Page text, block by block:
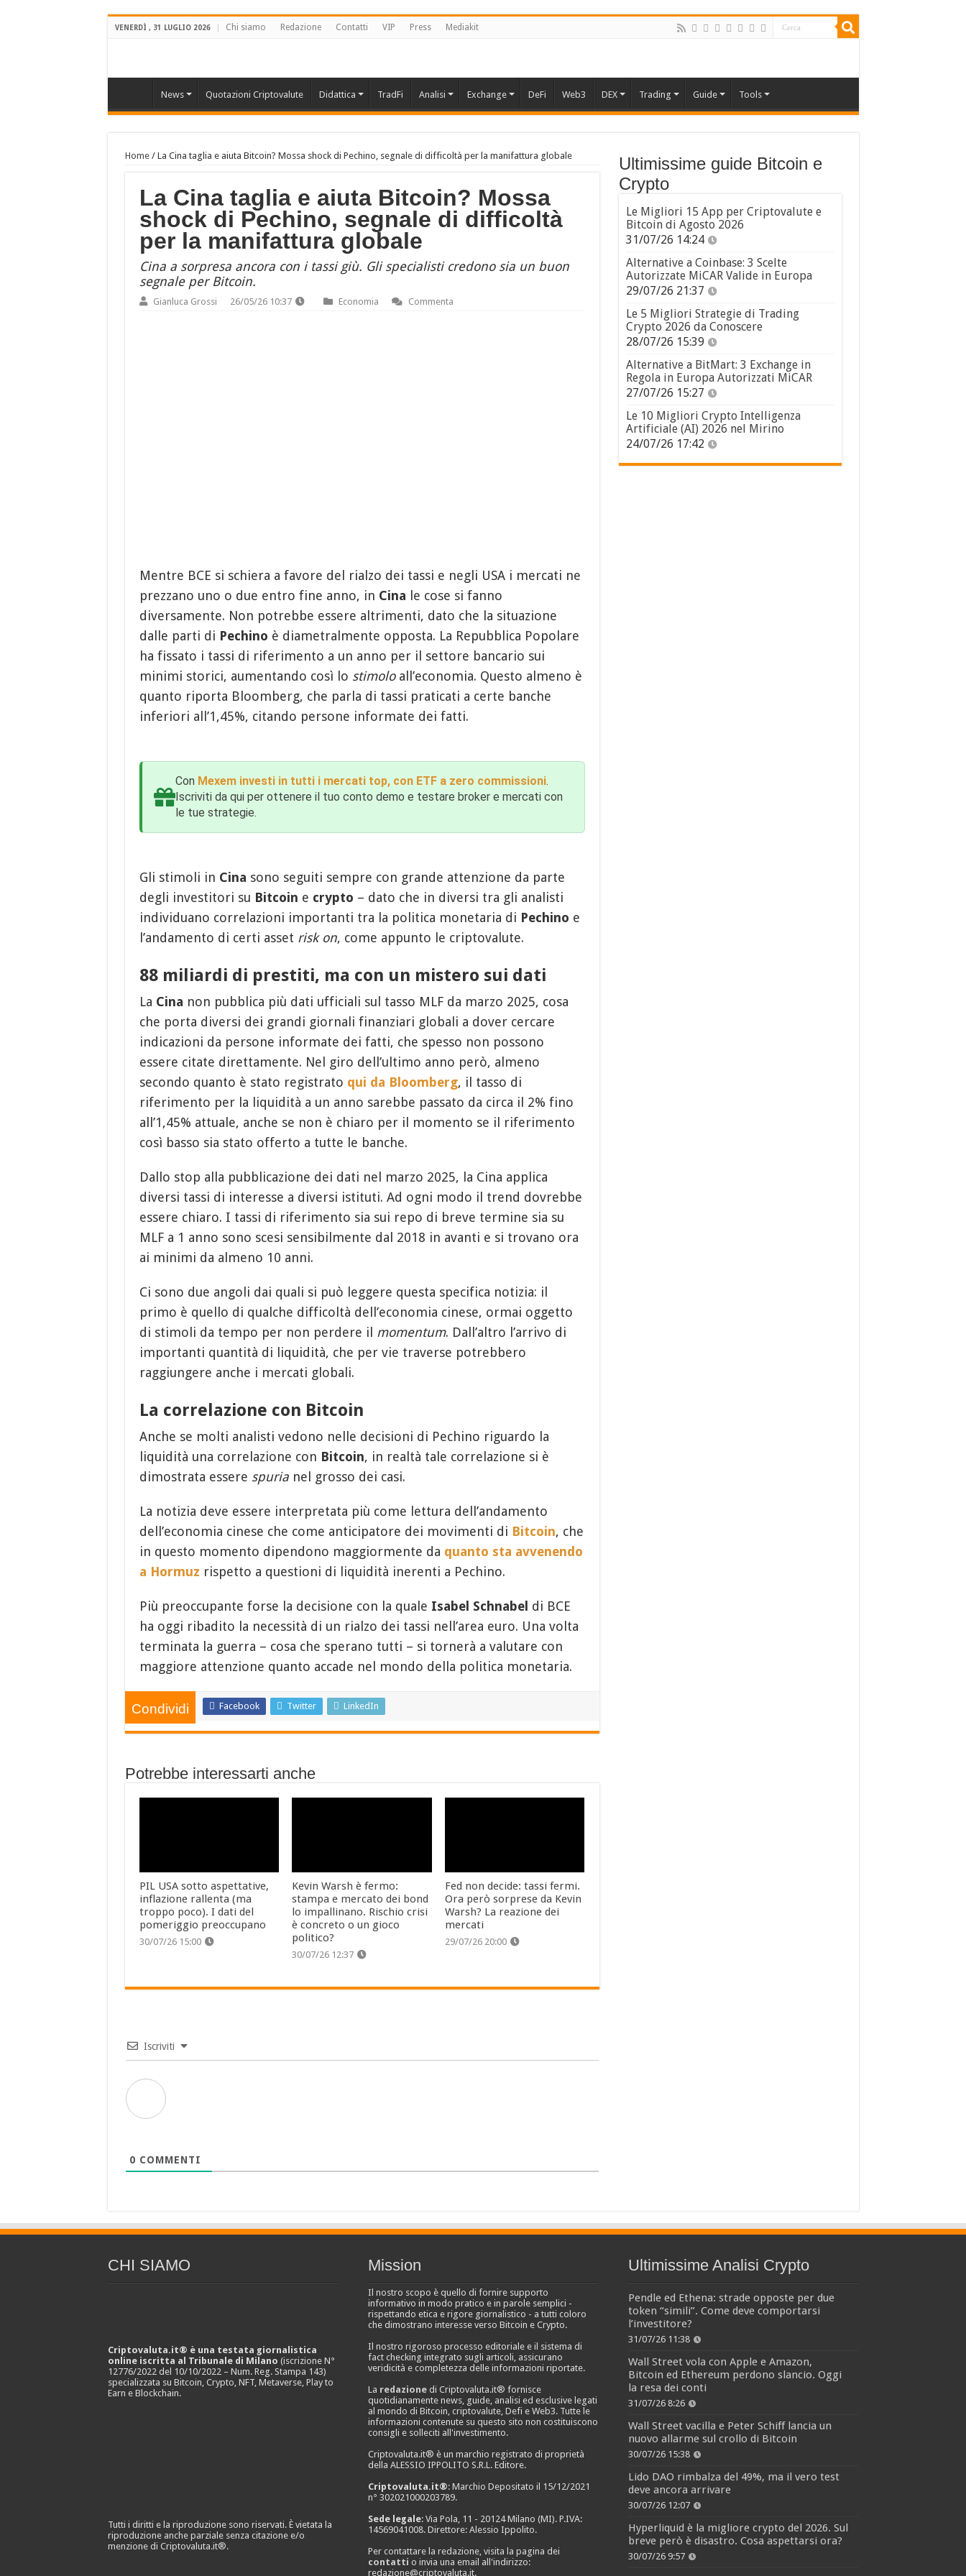
VENERDÌ , 31 LUGLIO 2026 Chi siamo Redazione Contatti VIP Press Mediakit
News Quotazioni Criptovalute Didattica TradFi Analisi Exchange DeFi Web3 DEX Trading Guide Tools
Home/ La Cina taglia e aiuta Bitcoin? Mossa shock di Pechino, segnale di difficoltà per la manifattura globale
La Cina taglia e aiuta Bitcoin? Mossa
shock di Pechino, segnale di difficoltà
per la manifattura globale
Cina a sorpresa ancora con i tassi giù. Gli specialisti credono sia un buon
segnale per Bitcoin.
Gianluca Grossi 26/05/26 10:37 Economia Commenta
Mentre BCE si schiera a favore del rialzo dei tassi e negli USA i mercati ne
prezzano uno o due entro fine anno, in Cina le cose si fanno
diversamente. Non potrebbe essere altrimenti, dato che la situazione
dalle parti di Pechino è diametralmente opposta. La Repubblica Popolare
ha fissato i tassi di riferimento a un anno per il settore bancario sui
minimi storici, aumentando così lo stimoloall’economia. Questo almeno è
quanto riporta Bloomberg, che parla di tassi praticati a certe banche
inferiori all’1,45%, citando persone informate dei fatti.
Con Mexem investi in tutti i mercati top, con ETF a zero commissioni.
Iscriviti da qui per ottenere il tuo conto demo e testare broker e mercati con
le tue strategie.
Gli stimoli in Cina sono seguiti sempre con grande attenzione da parte
degli investitori su Bitcoin e crypto – dato che in diversi tra gli analisti
individuano correlazioni importanti tra la politica monetaria di Pechino e
l’andamento di certi asset risk on, come appunto le criptovalute.
88 miliardi di prestiti, ma con un mistero sui dati
La Cina non pubblica più dati ufficiali sul tasso MLF da marzo 2025, cosa
che porta diversi dei grandi giornali finanziari globali a dover cercare
indicazioni da persone informate dei fatti, che spesso non possono
essere citate direttamente. Nel giro dell’ultimo anno però, almeno
secondo quanto è stato registrato qui da Bloomberg, il tasso di
riferimento per la liquidità a un anno sarebbe passato da circa il 2% fino
all’1,45% attuale, anche se non è chiaro per il momento se il riferimento
così basso sia stato offerto a tutte le banche.
Dallo stop alla pubblicazione dei dati nel marzo 2025, la Cina applica
diversi tassi di interesse a diversi istituti. Ad ogni modo il trend dovrebbe
essere chiaro. I tassi di riferimento sia sui repo di breve termine sia su
MLF a 1 anno sono scesi sensibilmente dal 2018 in avanti e si trovano ora
ai minimi da almeno 10 anni.
Ci sono due angoli dai quali si può leggere questa specifica notizia: il
primo è quello di qualche difficoltà dell’economia cinese, ormai oggetto
di stimoli da tempo per non perdere il momentum. Dall’altro l’arrivo di
importanti quantità di liquidità, che per vie traverse potrebbero
raggiungere anche i mercati globali.
La correlazione con Bitcoin
Anche se molti analisti vedono nelle decisioni di Pechino riguardo la
liquidità una correlazione con Bitcoin, in realtà tale correlazione si è
dimostrata essere spurianel grosso dei casi.
La notizia deve essere interpretata più come lettura dell’andamento
dell’economia cinese che come anticipatore dei movimenti di Bitcoin, che
in questo momento dipendono maggiormente da quanto sta avvenendo
a Hormuz rispetto a questioni di liquidità inerenti a Pechino.
Più preoccupante forse la decisione con la quale Isabel Schnabel di BCE
ha oggi ribadito la necessità di un rialzo dei tassi nell’area euro. Una volta
terminata la guerra – cosa che sperano tutti – si tornerà a valutare con
maggiore attenzione quanto accade nel mondo della politica monetaria.
Condividi Facebook Twitter LinkedIn
Potrebbe interessarti anche
PIL USA sotto aspettative,
inflazione rallenta (ma
troppo poco). I dati del
pomeriggio preoccupano
30/07/26 15:00
Kevin Warsh è fermo:
stampa e mercato dei bond
lo impallinano. Rischio crisi
è concreto o un gioco
politico?
30/07/26 12:37
Fed non decide: tassi fermi.
Ora però sorprese da Kevin
Warsh? La reazione dei
mercati
29/07/26 20:00
Iscriviti
0 COMMENTI
Ultimissime guide Bitcoin e
Crypto
Le Migliori 15 App per Criptovalute e
Bitcoin di Agosto 2026
31/07/26 14:24
Alternative a Coinbase: 3 Scelte
Autorizzate MiCAR Valide in Europa
29/07/26 21:37
Le 5 Migliori Strategie di Trading
Crypto 2026 da Conoscere
28/07/26 15:39
Alternative a BitMart: 3 Exchange in
Regola in Europa Autorizzati MiCAR
27/07/26 15:27
Le 10 Migliori Crypto Intelligenza
Artificiale (AI) 2026 nel Mirino
24/07/26 17:42
CHI SIAMO
Criptovaluta.it® è una testata giornalistica
online iscritta al Tribunale di Milano (iscrizione N°
12776/2022 del 10/10/2022 – Num. Reg. Stampa 143)
specializzata su Bitcoin, Crypto, NFT, Metaverse, Play to
Earn e Blockchain.
Tutti i diritti e la riproduzione sono riservati. È vietata la
riproduzione anche parziale senza citazione e/o
menzione di Criptovaluta.it®.
Mission
Il nostro scopo è quello di fornire supporto
informativo in modo pratico e in parole semplici -
rispettando etica e rigore giornalistico - a tutti coloro
che dimostrano interesse verso Bitcoin e Crypto.
Il nostro rigoroso processo editoriale e il sistema di
fact checking integrato sugli articoli, assicurano
veridicità e completezza delle informazioni riportate.
La redazionedi Criptovaluta.it® fornisce
quotidianamente news, guide, analisi ed esclusive legati
al mondo di Bitcoin, criptovalute, Defi e Web3. Tutte le
informazioni contenute su questo sito non costituiscono
consigli e solleciti all'investimento.
Criptovaluta.it® è un marchio registrato di proprietà
della ALESSIO IPPOLITO S.R.L. Editore.
Criptovaluta.it®: Marchio Depositato il 15/12/2021
n° 302021000203789.
Sede legale: Via Pola, 11 - 20124 Milano (MI). P.IVA:
14569041008. Direttore: Alessio Ippolito.
Per contattare la redazione, visita la pagina dei
contatti o invia una email all'indirizzo:
redazione@criptovaluta.it.
Ultimissime Analisi Crypto
Pendle ed Ethena: strade opposte per due
token “simili”. Come deve comportarsi
l’investitore?
31/07/26 11:38
Wall Street vola con Apple e Amazon,
Bitcoin ed Ethereum perdono slancio. Oggi
la resa dei conti
31/07/26 8:26
Wall Street vacilla e Peter Schiff lancia un
nuovo allarme sul crollo di Bitcoin
30/07/26 15:38
Lido DAO rimbalza del 49%, ma il vero test
deve ancora arrivare
30/07/26 12:07
Hyperliquid è la migliore crypto del 2026. Sul
breve però è disastro. Cosa aspettarsi ora?
30/07/26 9:57